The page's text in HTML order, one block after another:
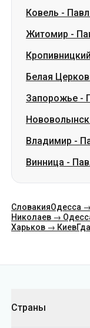
Ковель -
Житомир -
Кропивницкий
Белая
Запорожье -
Нововолынск
Владимир -
Винница -
СловакияОдесса
Николаев →
Харьков → Киев
Страны